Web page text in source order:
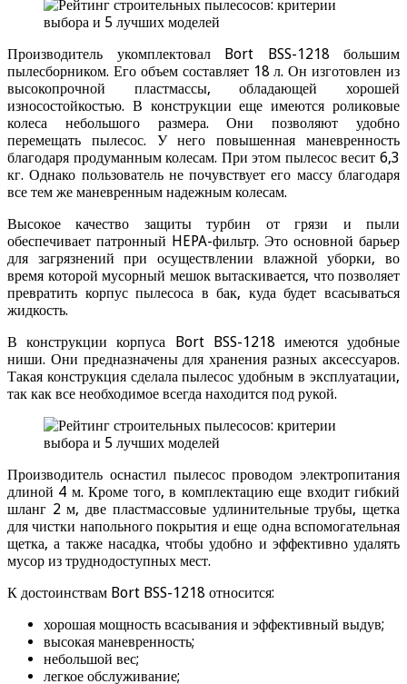
Производитель укомплектовал Bort BSS-1218 большим
пылесборником. Его объем составляет 18 л. Он изготовлен из
высокопрочной пластмассы, обладающей хорошей
износостойкостью. В конструкции еще имеются роликовые
колеса небольшого размера. Они позволяют удобно
перемещать пылесос. У него повышенная маневренность
благодаря продуманным колесам. При этом пылесос весит 6,3
кг. Однако пользователь не почувствует его массу благодаря
все тем же маневренным надежным колесам.
Высокое качество защиты турбин от грязи и пыли
обеспечивает патронный HEPA-фильтр. Это основной барьер
для загрязнений при осуществлении влажной уборки, во
время которой мусорный мешок вытаскивается, что позволяет
превратить корпус пылесоса в бак, куда будет всасываться
жидкость.
В конструкции корпуса Bort BSS-1218 имеются удобные
ниши. Они предназначены для хранения разных аксессуаров.
Такая конструкция сделала пылесос удобным в эксплуатации,
так как все необходимое всегда находится под рукой.
Производитель оснастил пылесос проводом электропитания
длиной 4 м. Кроме того, в комплектацию еще входит гибкий
шланг 2 м, две пластмассовые удлинительные трубы, щетка
для чистки напольного покрытия и еще одна вспомогательная
щетка, а также насадка, чтобы удобно и эффективно удалять
мусор из труднодоступных мест.
К достоинствам Bort BSS-1218 относится:
хорошая мощность всасывания и эффективный выдув;
высокая маневренность;
небольшой вес;
легкое обслуживание;